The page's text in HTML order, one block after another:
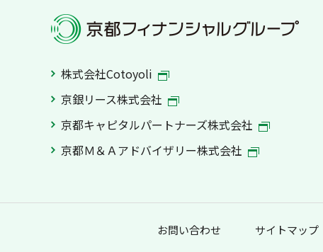
株式会社Cotoyoli
京銀リース株式会社
京都キャピタルパートナーズ株式会社
京都Ｍ＆Ａアドバイザリー株式会社
お問い合わせ サイトマップ